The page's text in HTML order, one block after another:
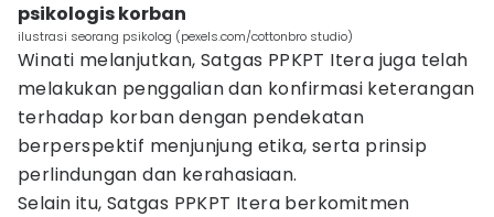
psikologis korban
ilustrasi seorang psikolog (pexels.com/cottonbro studio)
Winati melanjutkan, Satgas PPKPT Itera juga telah
melakukan penggalian dan konfirmasi keterangan
terhadap korban dengan pendekatan
berperspektif menjunjung etika, serta prinsip
perlindungan dan kerahasiaan.
Selain itu, Satgas PPKPT Itera berkomitmen